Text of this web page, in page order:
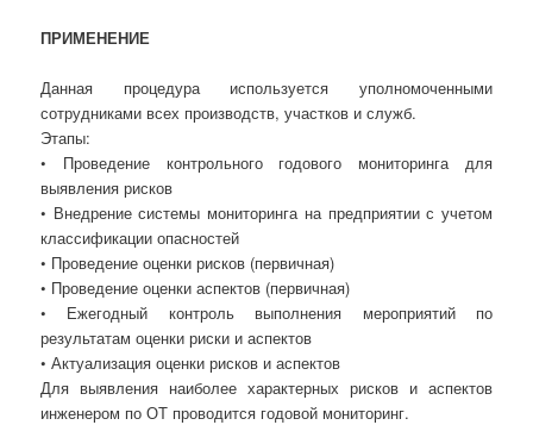
ПРИМЕНЕНИЕ
Данная процедура используется уполномоченными
сотрудниками всех производств, участков и служб.
Этапы:
• Проведение контрольного годового мониторинга для
выявления рисков
• Внедрение системы мониторинга на предприятии с учетом
классификации опасностей
• Проведение оценки рисков (первичная)
• Проведение оценки аспектов (первичная)
• Ежегодный контроль выполнения мероприятий по
результатам оценки риски и аспектов
• Актуализация оценки рисков и аспектов
Для выявления наиболее характерных рисков и аспектов
инженером по ОТ проводится годовой мониторинг.